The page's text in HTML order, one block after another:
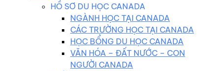
HỒ SƠ DU HỌC CANADA
NGÀNH HỌC TẠI CANADA
CÁC TRƯỜNG HỌC TẠI CANADA
HỌC BỔNG DU HỌC CANADA
VĂN HÓA – ĐẤT NƯỚC – CON
NGƯỜI CANADA